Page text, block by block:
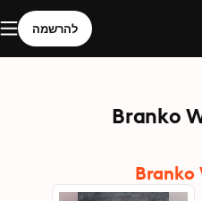
להרשמה
Branko